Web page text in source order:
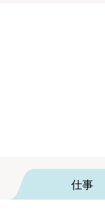
仕事